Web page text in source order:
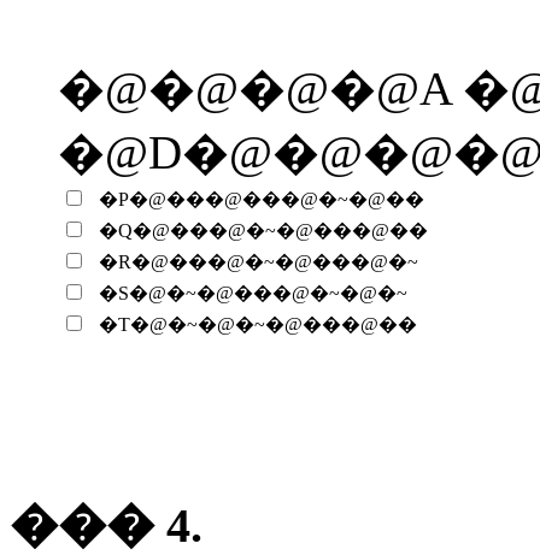
�@�@�@�@A
�P�@���@���@�~�@��
�Q�@���@�~�@���@��
�R�@���@�~�@���@�~
�S�@�~�@���@�~�@�~
�T�@�~�@�~�@���@��
��� 4.